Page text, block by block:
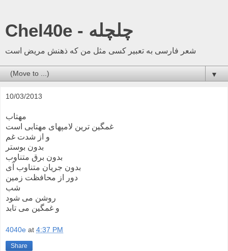
Chel40e - چلچله
شعر فارسی به تعبیر کسی مثل من که ذهنش مریض است
▼
10/03/2013
مهتاب
غمگین ترین لامپهای مهتابی است
و از شدت غم
بدون بوستر
بدون برق متناوب
بدون جریان متناوب آی
دور از محافظت زمین
شب
روشن می شود
و غمگین می تابد
4040e at 4:37 PM
Share